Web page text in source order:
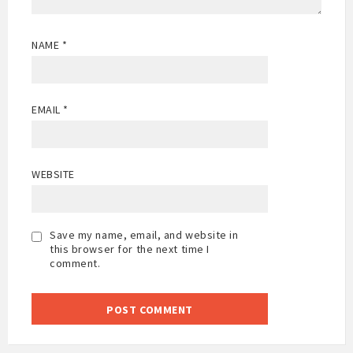
NAME *
EMAIL *
WEBSITE
Save my name, email, and website in
this browser for the next time I
comment.